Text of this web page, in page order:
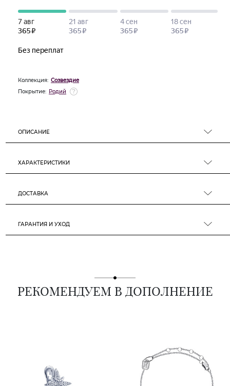
Коллекция: Созвездие
Покрытие: Родий
ОПИСАНИЕ
ХАРАКТЕРИСТИКИ
ДОСТАВКА
ГАРАНТИЯ И УХОД
РЕКОМЕНДУЕМ В ДОПОЛНЕНИЕ